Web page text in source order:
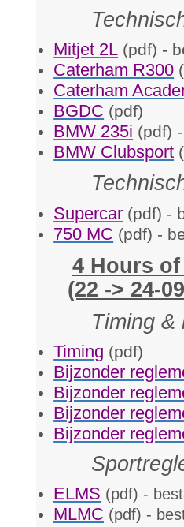
Mitjet 2L (pdf) -
Caterham R300
Caterham
BGDC (pdf)
BMW 235i (pdf)
BMW Clubsport
Supercar (pdf) -
750 MC (pdf) -
4 Hours
(22 -> 24-
Timing &
Timing (pdf)
Bijzonder
Bijzonder
Bijzonder
Bijzonder
ELMS (pdf) -
MLMC (pdf) -